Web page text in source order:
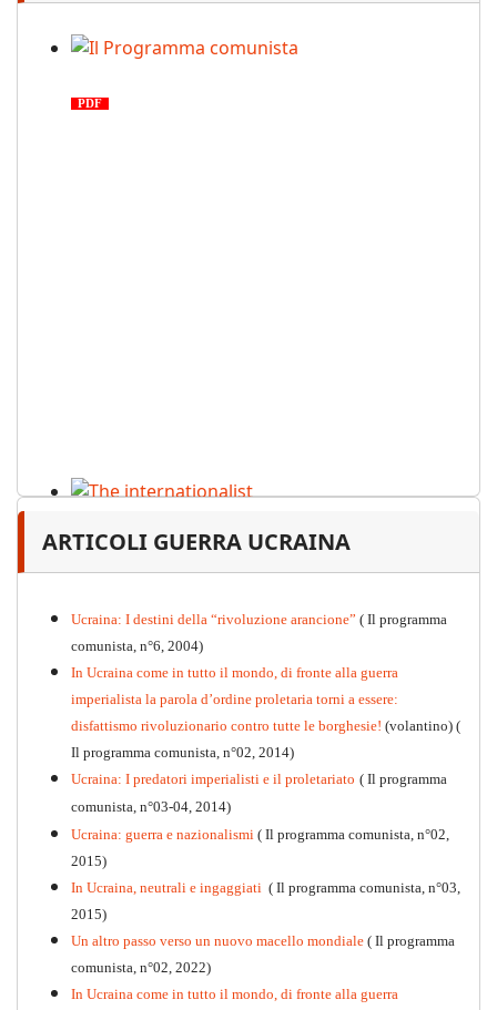
PDF
PDF n.12, 2026
Kommunistisches Programm
PDF n°10 - 2026
ARTICOLI GUERRA UCRAINA
Ucraina: I destini della “rivoluzione arancione” ( Il programma
comunista, n°6, 2004)
In Ucraina come in tutto il mondo, di fronte alla guerra
imperialista la parola d’ordine proletaria torni a essere:
disfattismo rivoluzionario contro tutte le borghesie! (volantino) (
Il programma comunista, n°02, 2014)
Ucraina: I predatori imperialisti e il proletariato ( Il programma
comunista, n°03-04, 2014)
Ucraina: guerra e nazionalismi ( Il programma comunista, n°02,
2015)
In Ucraina, neutrali e ingaggiati ( Il programma comunista, n°03,
2015)
Un altro passo verso un nuovo macello mondiale ( Il programma
comunista, n°02, 2022)
In Ucraina come in tutto il mondo, di fronte alla guerra